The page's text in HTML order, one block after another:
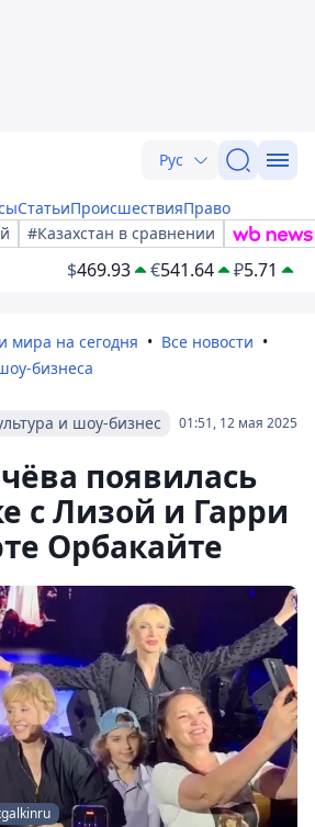
Рус
СтатьиПроисшествияПраво
#Казахстан в сравнении
$469.93 €541.64 ₽5.71
мира на сегодня
Все новости
бизнеса
01:51, 12 мая 2025
и шоу-бизнес
появилась
с Лизой и Гарри
Орбакайте